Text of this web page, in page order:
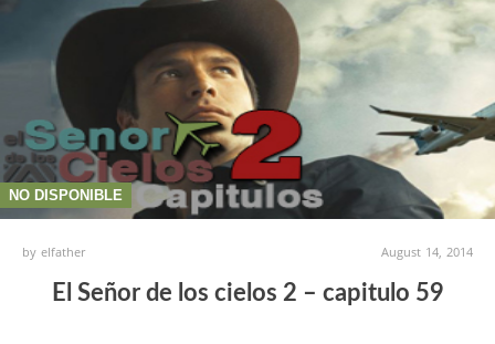
NO DISPONIBLE
byelfather August 14, 2014
El Señor de los cielos 2 – capitulo 59